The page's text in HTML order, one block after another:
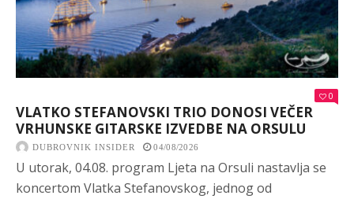
0
VLATKO STEFANOVSKI TRIO DONOSI VEČER
VRHUNSKE GITARSKE IZVEDBE NA ORSULU
DUBROVNIK INSIDER 04/08/2026
U utorak, 04.08. program Ljeta na Orsuli nastavlja se
koncertom Vlatka Stefanovskog, jednog od